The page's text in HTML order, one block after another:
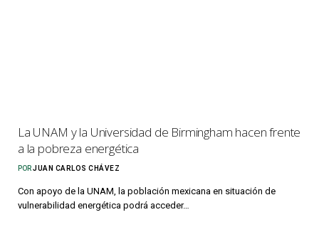
La UNAM y la Universidad de Birmingham hacen frente
a la pobreza energética
PORJUAN CARLOS CHÁVEZ
Con apoyo de la UNAM, la población mexicana en situación de
vulnerabilidad energética podrá acceder…